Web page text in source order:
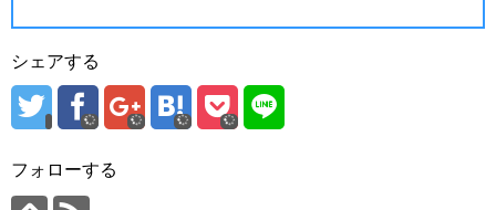
シェアする
フォローする